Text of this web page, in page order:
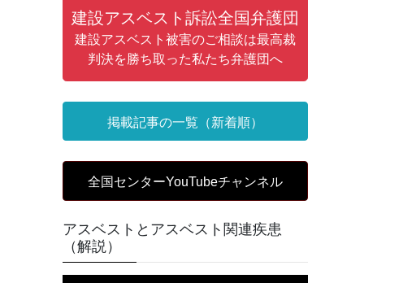
建設アスベスト訴訟全国弁護団
建設アスベスト被害のご相談は最高裁
判決を勝ち取った私たち弁護団へ
掲載記事の一覧（新着順）
全国センターYouTubeチャンネル
アスベストとアスベスト関連疾患
（解説）